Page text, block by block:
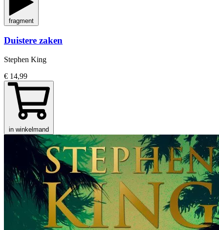
fragment
Duistere zaken
Stephen King
€ 14,99
in winkelmand